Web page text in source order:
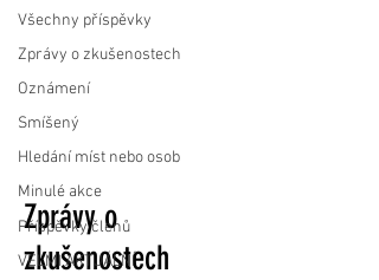
Všechny příspěvky
Zprávy o zkušenostech
Oznámení
Smíšený
Hledání míst nebo osob
Minulé akce
Příspěvky členů
VELMI AKTUÁLNÍ
Zprávy o
zkušenostech